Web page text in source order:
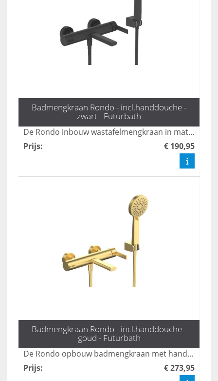
Badmengkraan Rondo - incl.handdouche -
zwart - Futurbath
De Rondo inbouw wastafelmengkraan in mat zwart combineert stijl met functionaliteit, perfect voor moderne badkamers. Met zijn strakke design en eenvoudige installatie biedt deze kraan een luxe uitstraling, terwijl de hoogwaardige materialen zorgen voor duurzaamheid en gebruiksgemak. Transformeer je wastafel met deze elegante toevoeging die moeiteloos bij elke inrichting past.
Prijs: € 190,95
Badmengkraan Rondo - incl.handdouche -
goud - Futurbath
De Rondo opbouw badmengkraan met handdouche in mat goud biedt een stijlvolle en veelzijdige oplossing voor uw badkamer. Met drie standen zorgt deze kraan voor een comfortabele en aangepaste waterstroom, terwijl het luxe ontwerp een moderne uitstraling aan elke ruimte geeft. Geniet van zowel functionaliteit als elegantie met deze hoogwaardige mengkraan.
Prijs: € 273,95